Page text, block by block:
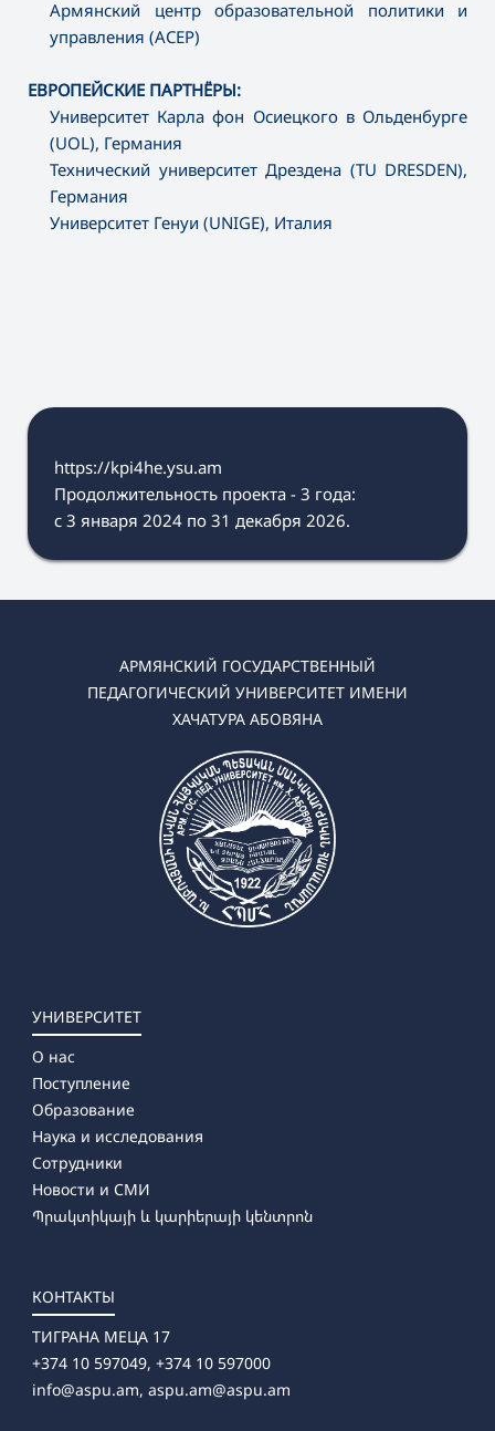
Армянский центр образовательной политики и
управления (ACEP)
ЕВРОПЕЙСКИЕ ПАРТНЁРЫ:
Университет Карла фон Осиецкого в Ольденбурге
(UOL), Германия
Технический университет Дрездена (TU DRESDEN),
Германия
Университет Генуи (UNIGE), Италия
https://kpi4he.ysu.am
Продолжительность проекта - 3 года:
с 3 января 2024 по 31 декабря 2026.
АРМЯНСКИЙ ГОСУДАРСТВЕННЫЙ
ПЕДАГОГИЧЕСКИЙ УНИВЕРСИТЕТ ИМЕНИ
ХАЧАТУРА АБОВЯНА
УНИВЕРСИТЕТ
О нас
Поступление
Образование
Наука и исследования
Сотрудники
Новости и СМИ
Պրակտիկայի և կարիերայի կենտրոն
КОНТАКТЫ
ТИГРАНА МЕЦА 17
+374 10 597049, +374 10 597000
info@aspu.am, aspu.am@aspu.am